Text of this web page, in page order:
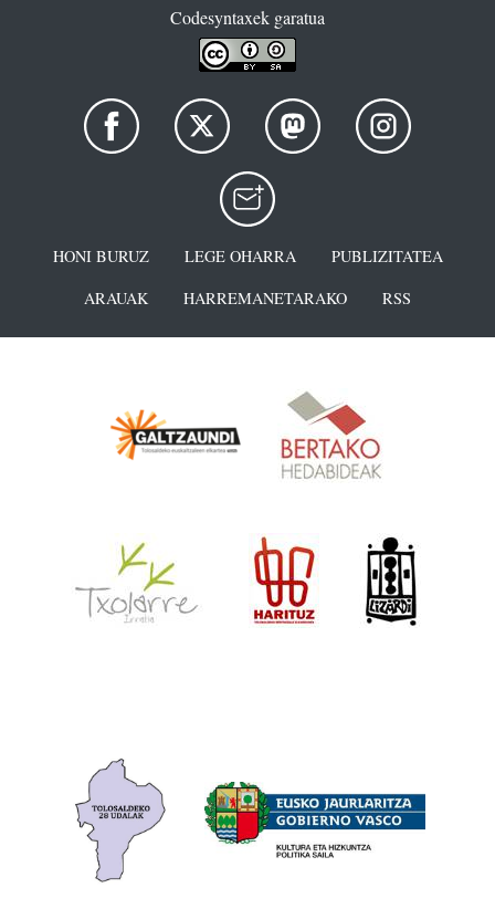
Codesyntaxek garatua
HONI BURUZ LEGE OHARRA
PUBLIZITATEA
ARAUAK
HARREMANETARAKO RSS